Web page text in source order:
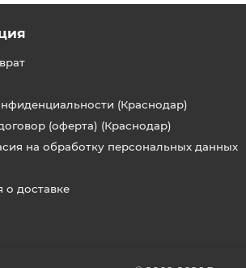
(Краснодар)
(оферта) (Краснодар)
на обработку персональных данных
доставке